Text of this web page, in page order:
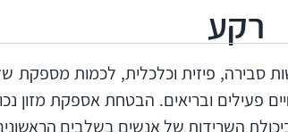
רקע
סבירה, פיזית וכלכלית, לכמות מספקת
פעילים ובריאים. הבטחת אספקת מזון
השרידות של אנשים בשלבים